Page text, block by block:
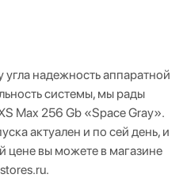
угла надежность аппаратной
системы, мы рады
Max 256 Gb «Space Gray».
актуален и по сей день, и
цене вы можете в магазине